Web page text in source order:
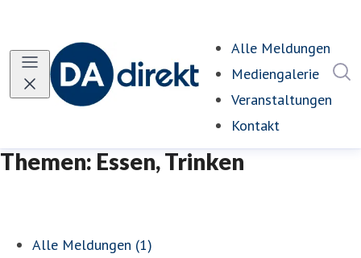
Alle Meldungen
Mediengalerie
Veranstaltungen
Kontakt
Themen: Essen, Trinken
Alle Meldungen (1)